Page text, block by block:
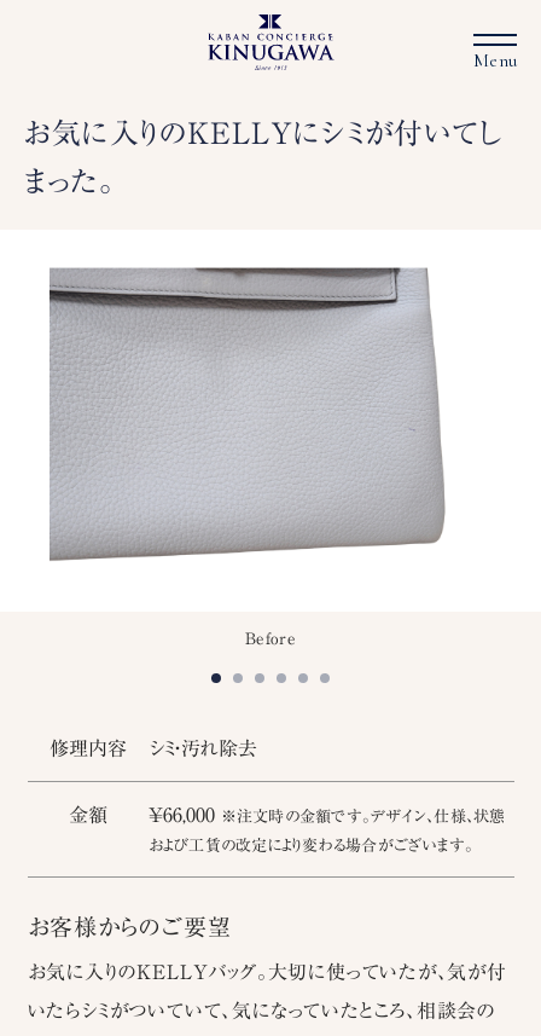
お気に入りのKELLYにシミが付いてし
まった。
Before
修理内容 シミ・汚れ除去
金額 ￥66,000 ※注文時の金額です。デザイン、仕様、状態
および工賃の改定により変わる場合がございます。
お客様からのご要望
お気に入りのKELLYバッグ。大切に使っていたが、気が付
いたらシミがついていて、気になっていたところ、相談会の